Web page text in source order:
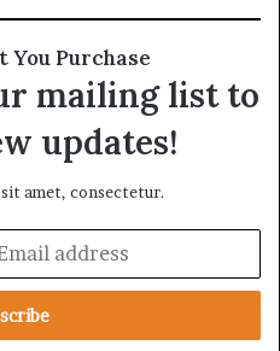
Purchase
mailing list to
updates!
amet, consectetur.